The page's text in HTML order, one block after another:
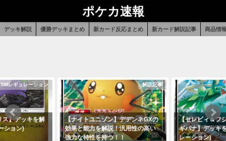
ポケカ速報
デッキ解説 優勝デッキまとめ 新カード反応まとめ 新カード解説記事 商品情
SMレギュレーション
ス】デッキを解
ション)
解説記事
【ナイトユニゾン】デデンネGXの
効果と能力を解説！汎用性の高い
強力な特性を持つ！！
【セレビィ＆フ
ギバナ】デッキ
レーション)